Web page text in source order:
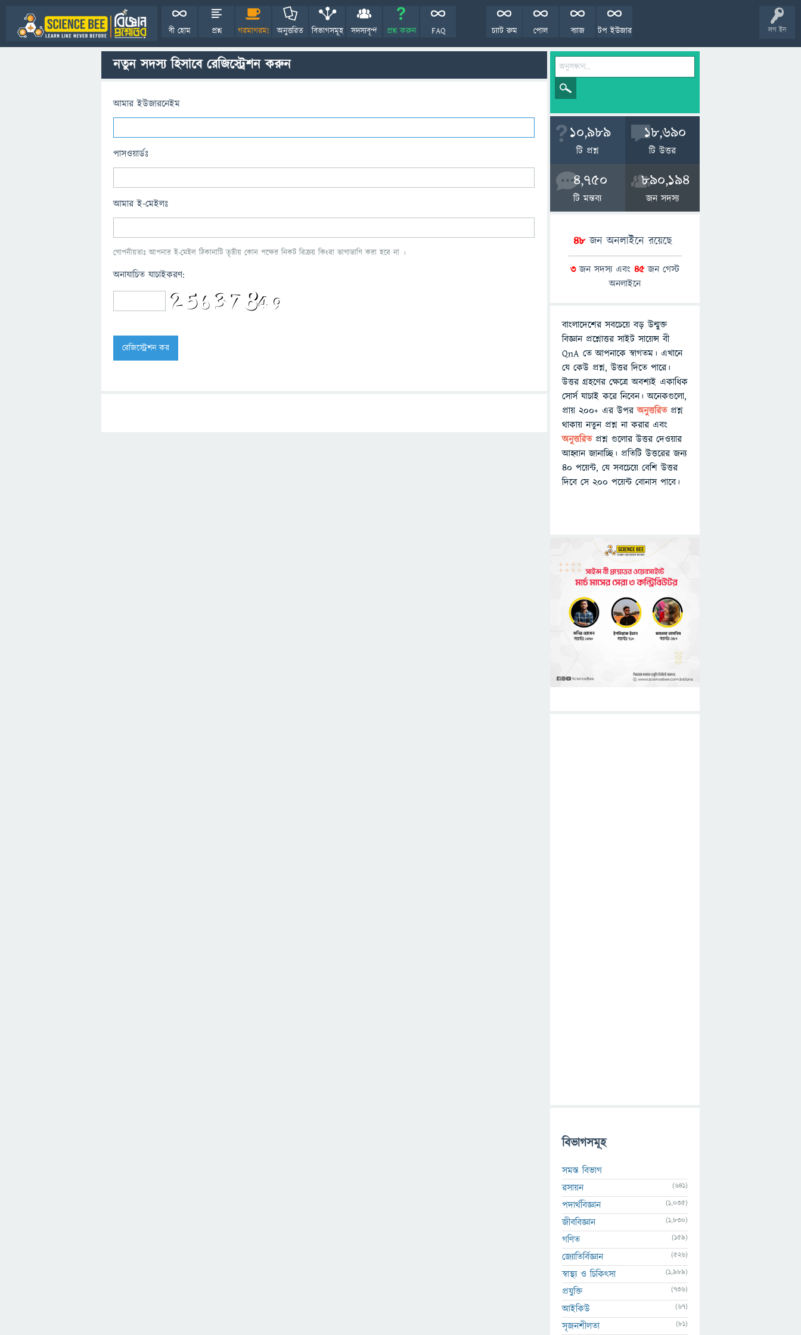
লগ ইন
বী হোম প্রশ্ন গরমাগরম! অনুত্তরিত বিভাগসমূহ সদস্যবৃন্দ প্রশ্ন করুন FAQ টপ ইউজার
ব্যাজ
পোল
চ্যাট রুম
নতুন সদস্য হিসাবে রেজিস্ট্রেশন করুন
আমার ইউজারনেইম
পাসওয়ার্ডঃ
আমার ই-মেইলঃ
গোপনীয়তাঃ আপনার ই-মেইল ঠিকানাটি তৃতীয় কোন পক্ষের নিকট বিক্রয় কিংবা ভাগাভাগি করা হবে না ।
অনাযাচিত যাচাইকরণ:
10,989
টি প্রশ্ন
18,690
টি উত্তর
4,750
টি মন্তব্য
890,194
জন সদস্য
48জন অনলাইনে রয়েছে
3জন সদস্য এবং 45জন গেস্ট
অনলাইনে
বাংলাদেশের সবচেয়ে বড় উন্মুক্ত
বিজ্ঞান প্রশ্নোত্তর সাইট সায়েন্স বী
QnA তে আপনাকে স্বাগতম। এখানে
যে কেউ প্রশ্ন, উত্তর দিতে পারে।
উত্তর গ্রহণের ক্ষেত্রে অবশ্যই একাধিক
সোর্স যাচাই করে নিবেন। অনেকগুলো,
প্রায় ২০০+ এর উপরঅনুত্তরিতপ্রশ্ন
থাকায় নতুন প্রশ্ন না করার এবং
অনুত্তরিত প্রশ্ন গুলোর উত্তর দেওয়ার
আহ্বান জানাচ্ছি। প্রতিটি উত্তরের জন্য
৪০ পয়েন্ট, যে সবচেয়ে বেশি উত্তর
দিবে সে ২০০ পয়েন্ট বোনাস পাবে।
বিভাগসমূহ
সমস্ত বিভাগ
রসায়ন
(641)
পদার্থবিজ্ঞান (1,035)
জীববিজ্ঞান (1,830)
গণিত (159)
জ্যোতির্বিজ্ঞান (526)
স্বাস্থ্য ও চিকিৎসা (1,989)
প্রযুক্তি (736)
আইকিউ (67)
সৃজনশীলতা (81)